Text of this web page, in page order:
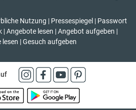
Nutzung | Pressespiegel | Passwort
| Angebote lesen | Angebot aufgeben |
lesen | Gesuch aufgeben